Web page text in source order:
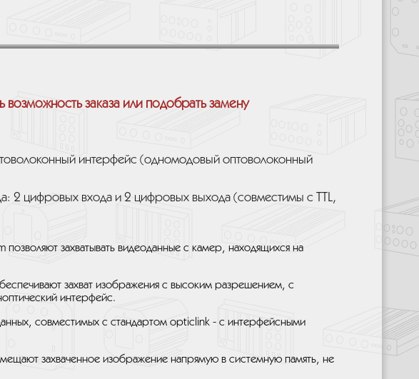
возможность заказа или подобрать замену
интерфейс (одномодовый оптоволоконный
2 цифровых входа и 2 цифровых выхода (совместимы с TTL,
позволяют захватывать видеоданные с камер, находящихся на
захват изображения с высоким разрешением, с
интерфейс.
совместимых с стандартом opticlink - с интерфейсными
захваченное изображение напрямую в системную память, не